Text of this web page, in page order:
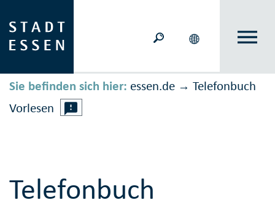
Sie befinden sich hier: essen.de → Telefonbuch
Vorlesen
Telefonbuch